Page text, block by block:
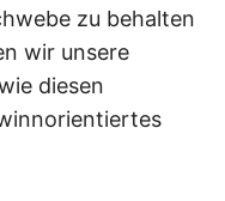
zu behalten
wir unsere
diesen